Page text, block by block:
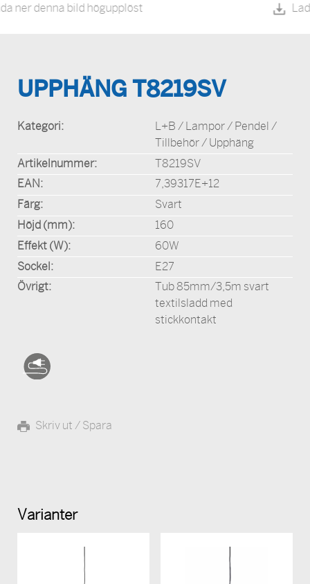
Ladda ner denna bild högupplöst
UPPHÄNG T8219SV
Kategori:
L+B / Lampor / Pendel /
Tillbehör / Upphäng
Artikelnummer:
T8219SV
EAN:
7,39317E+12
Färg:
Svart
Höjd (mm):
160
Effekt (W):
60W
Sockel:
E27
Övrigt:
Tub 85mm/3,5m svart
textilsladd med
stickkontakt
Skriv ut / Spara
Varianter